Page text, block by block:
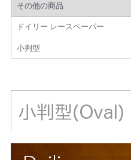
その他の商品
ドイリー レースペーパー
小判型